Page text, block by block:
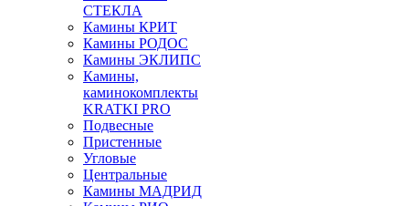
СТЕКЛА
Камины КРИТ
Камины РОДОС
Камины ЭКЛИПС
Камины,
каминокомплекты
KRATKI PRO
Подвесные
Пристенные
Угловые
Центральные
Камины МАДРИД